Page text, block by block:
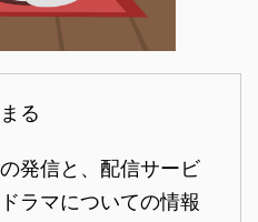
る
発信と、配信サービ
ラマについての情報